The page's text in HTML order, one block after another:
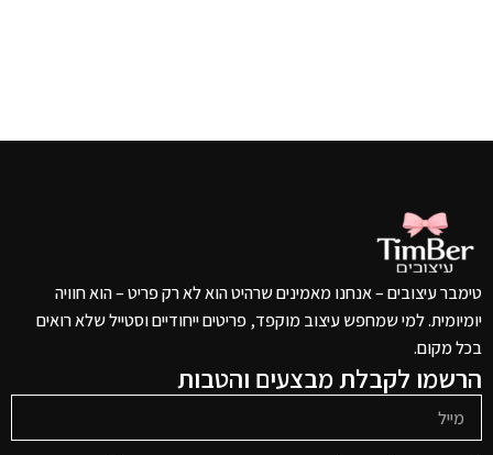
טימבר עיצובים – אנחנו מאמינים שרהיט הוא לא רק פריט – הוא חוויה
יומיומית. למי שמחפש עיצוב מוקפד, פריטים ייחודיים וסטייל שלא רואים
בכל מקום.
הרשמו לקבלת מבצעים והטבות